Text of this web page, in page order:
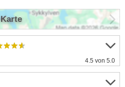
4.5 von 5.0
Karte